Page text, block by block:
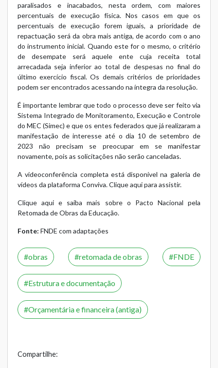
paralisados e inacabados, nesta ordem, com maiores
percentuais de execução física. Nos casos em que os
percentuais de execução forem iguais, a prioridade de
repactuação será da obra mais antiga, de acordo com o ano
do instrumento inicial. Quando este for o mesmo, o critério
de desempate será aquele ente cuja receita total
arrecadada seja inferior ao total de despesas no final do
último exercício fiscal. Os demais critérios de prioridades
podem ser encontrados acessando na íntegra da resolução.
É importante lembrar que todo o processo deve ser feito via
Sistema Integrado de Monitoramento, Execução e Controle
do MEC (Simec) e que os entes federados que já realizaram a
manifestação de interesse até o dia 10 de setembro de
2023 não precisam se preocupar em se manifestar
novamente, pois as solicitações não serão canceladas.
A videoconferência completa está disponível na galeria de
vídeos da plataforma Conviva.Clique aqui para assistir.
Clique aqui e saiba mais sobre o Pacto Nacional pela
Retomada de Obras da Educação.
Fonte: FNDE com adaptações
obras retomada de obras FNDE
Estrutura e documentação
Orçamentária e financeira (antiga)
Compartilhe: